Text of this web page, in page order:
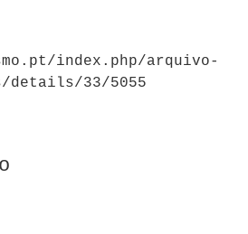
index.php/arquivo-
details/33/5055